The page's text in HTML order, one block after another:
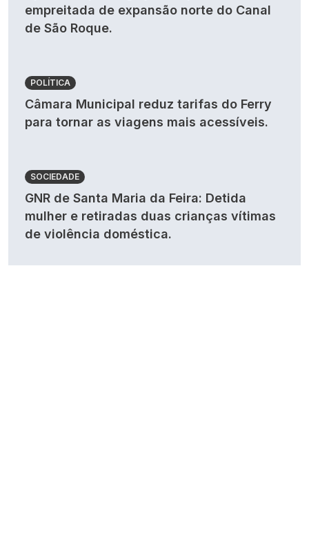
empreitada de expansão norte do Canal
de São Roque.
POLÍTICA
Câmara Municipal reduz tarifas do Ferry
para tornar as viagens mais acessíveis.
SOCIEDADE
GNR de Santa Maria da Feira: Detida
mulher e retiradas duas crianças vítimas
de violência doméstica.